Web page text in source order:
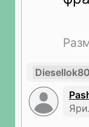
Diesellok80